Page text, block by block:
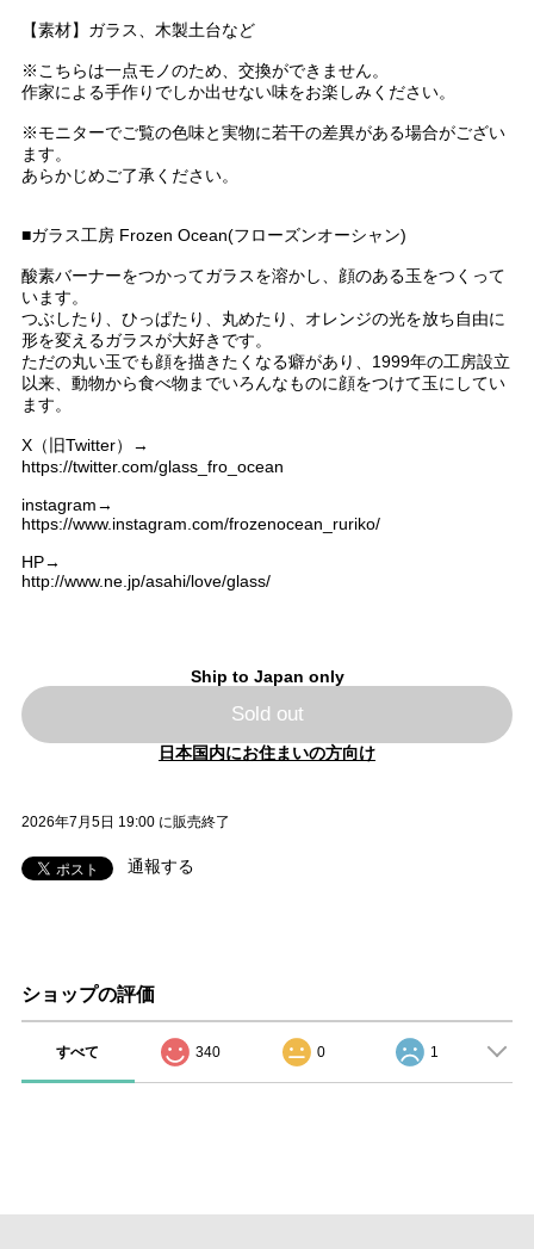
【素材】ガラス、木製土台など
※こちらは一点モノのため、交換ができません。
作家による手作りでしか出せない味をお楽しみください。
※モニターでご覧の色味と実物に若干の差異がある場合がござい
ます。
あらかじめご了承ください。
■ガラス工房 Frozen Ocean(フローズンオーシャン)
酸素バーナーをつかってガラスを溶かし、顔のある玉をつくって
います。
つぶしたり、ひっぱたり、丸めたり、オレンジの光を放ち自由に
形を変えるガラスが大好きです。
ただの丸い玉でも顔を描きたくなる癖があり、1999年の工房設立
以来、動物から食べ物までいろんなものに顔をつけて玉にしてい
ます。
X（旧Twitter）→
https://twitter.com/glass_fro_ocean
instagram→
https://www.instagram.com/frozenocean_ruriko/
HP→
http://www.ne.jp/asahi/love/glass/
Ship to Japan only
Sold out
日本国内にお住まいの方向け
2026年7月5日 19:00 に販売終了
通報する
ショップの評価
すべて 340 0 1